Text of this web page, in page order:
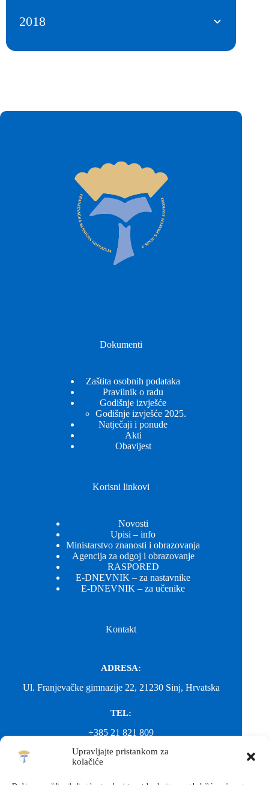
Upravljajte pristankom za
kolačiće
2018
Dokumenti
Zaštita osobnih podataka
Pravilnik o radu
Godišnje izvješće
Godišnje izvješće 2025.
Natječaji i ponude
Akti
Obavijest
Korisni linkovi
Novosti
Upisi – info
Ministarstvo znanosti i obrazovanja
Agencija za odgoj i obrazovanje
RASPORED
E-DNEVNIK – za nastavnike
E-DNEVNIK – za učenike
Kontakt
ADRESA:
Ul. Franjevačke gimnazije 22, 21230 Sinj, Hrvatska
TEL:
+385 21 821 809
EMAIL: